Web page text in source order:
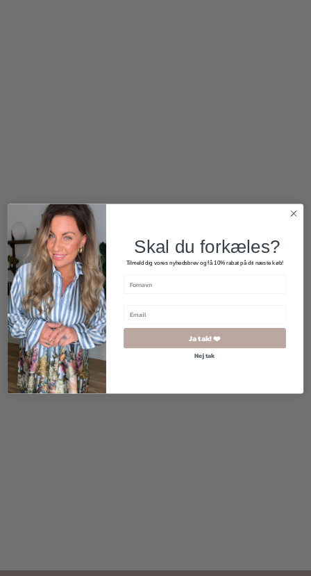
Skal du forkæles?
Tilmeld dig vores nyhedsbrev og få 10% rabat på dit næste køb!
Ja tak! ❤️
Nej tak